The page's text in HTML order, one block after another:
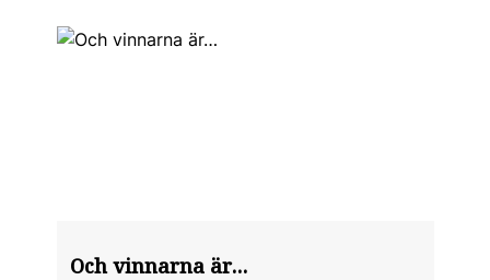
Och vinnarna är…